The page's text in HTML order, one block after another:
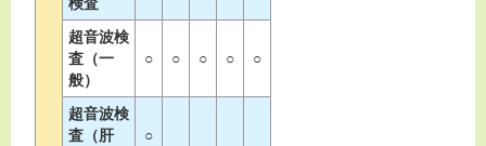
超音波検
査（一
般）
○ ○ ○ ○ ○
超音波検
査（肝
○